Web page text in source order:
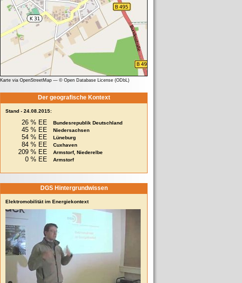
Karte via OpenStreetMap — © Open Database License (ODbL)
Der geografische Kontext
Stand - 24.08.2015:
26 % EE Bundesrepublik Deutschland
45 % EE Niedersachsen
54 % EE Lüneburg
84 % EE Cuxhaven
209 % EE Armstorf, Niederelbe
0 % EE Armstorf
DGS Hintergrundwissen
Elektromobilität im Energiekontext